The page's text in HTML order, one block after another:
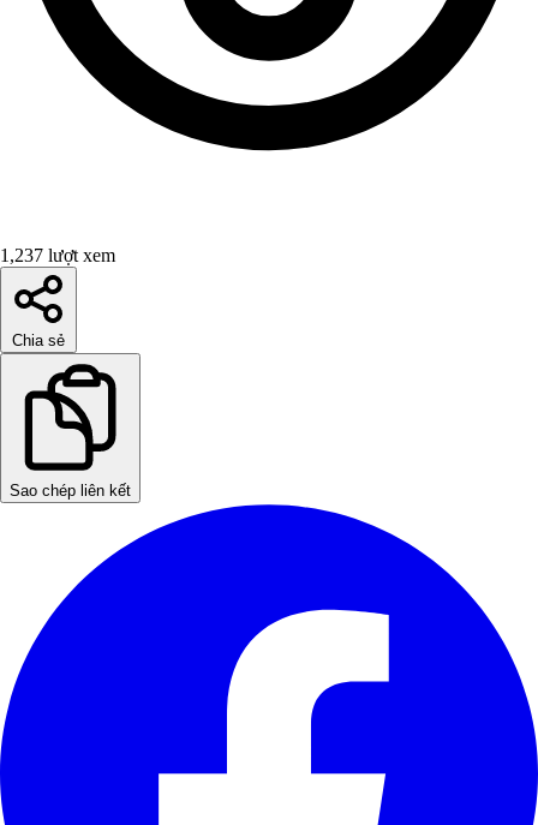
1,237 lượt xem
Chia sẻ
Sao chép liên kết